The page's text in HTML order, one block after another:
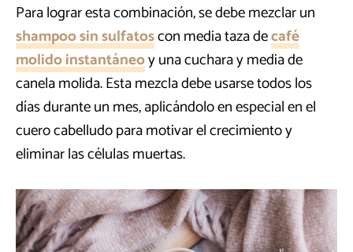
Para lograr esta combinación, se debe mezclar un
shampoo sin sulfatoscon media taza decafé
molido instantáneoy una cuchara y media de
canela molida. Esta mezcla debe usarse todos los
días durante un mes, aplicándolo en especial en el
cuero cabelludo para motivar el crecimiento y
eliminar las células muertas.